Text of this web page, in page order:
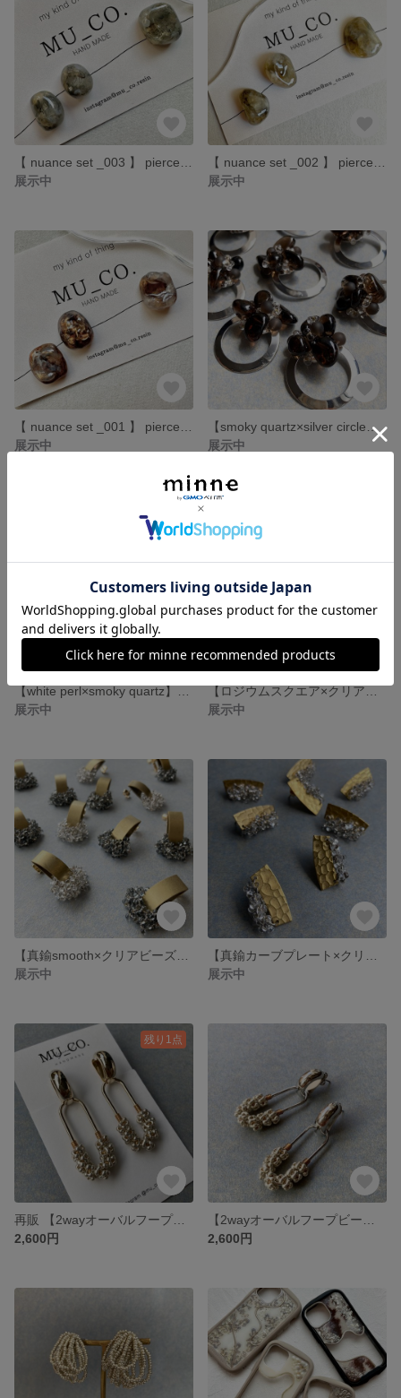
展示中
展示中
展示中
【smoky quartz×silver circle】ピアス
展示中
展示中
展示中
展示中
展示中
残り1点
再販 【2wayオーバルフープビーズ gold】ピアス／イヤリング
2,600円
2,600円